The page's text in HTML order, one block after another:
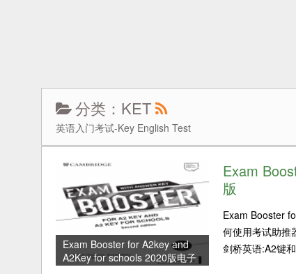
分类：KET
英语入门考试-Key English Test
Exam Booster for A2key and
A2Key for schools 2020版电子
Exam
版
Exam Booster
何使用考试助推
剑桥英语:A2键